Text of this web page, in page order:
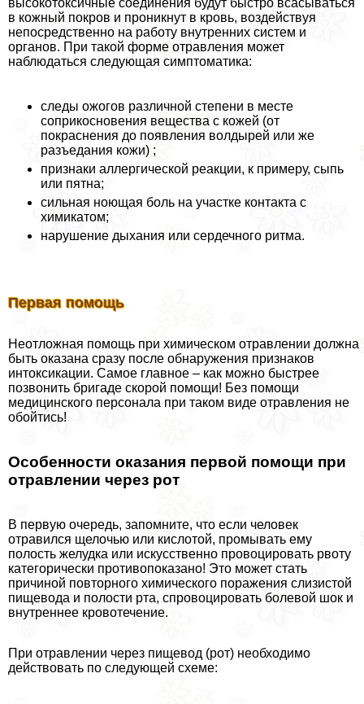
высокотоксичные соединения будут быстро всасываться
в кожный покров и проникнут в кровь, воздействуя
непосредственно на работу внутренних систем и
органов. При такой форме отравления может
наблюдаться следующая симптоматика:
следы ожогов различной степени в месте
соприкосновения вещества с кожей (от
покраснения до появления волдырей или же
разъедания кожи) ;
признаки аллергической реакции, к примеру, сыпь
или пятна;
сильная ноющая боль на участке контакта с
химикатом;
нарушение дыхания или сердечного ритма.
Первая помощь
Неотложная помощь при химическом отравлении должна
быть оказана сразу после обнаружения признаков
интоксикации. Самое главное – как можно быстрее
позвонить бригаде скорой помощи! Без помощи
медицинского персонала при таком виде отравления не
обойтись!
Особенности оказания первой помощи при
отравлении через рот
В первую очередь, запомните, что если человек
отравился щелочью или кислотой, промывать ему
полость желудка или искусственно провоцировать рвоту
категорически противопоказано! Это может стать
причиной повторного химического поражения слизистой
пищевода и полости рта, спровоцировать болевой шок и
внутреннее кровотечение.
При отравлении через пищевод (рот) необходимо
действовать по следующей схеме: